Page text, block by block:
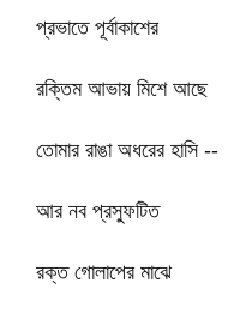
প্রভাতে পূর্বাকাশের
রক্তিম আভায় মিশে আছে
তোমার রাঙা অধরের হাসি --
আর নব প্রস্ফুটিত
রক্ত গোলাপের মাঝে